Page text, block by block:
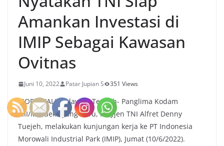
Amankan Investasi di
IMIP Sebagai Kawasan
Ovitnas
Juni 10, 2022 Patar Jupian S 351 Views
MOROWALI, Sulawesi Tengah- Panglima Kodam
XIII/Merdeka yang baru, Mayjen TNI Alfret Denny
Tuejeh, melakukan kunjungan kerja ke PT Indonesia
Morowali Industrial Park (IMIP), Jumat (10/6/2022).